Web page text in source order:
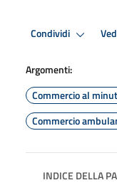
Condividi
Argomenti:
Commercio al
Commercio
INDICE DELLA